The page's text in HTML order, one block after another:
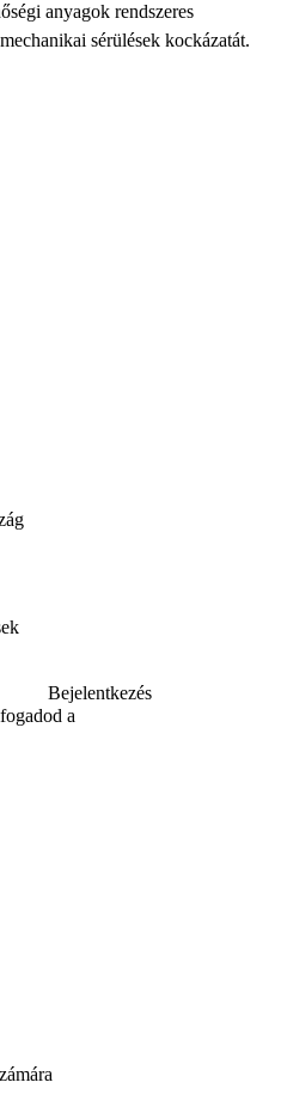
anyagok rendszeres
sérülések kockázatát.
Bejelentkezés
a